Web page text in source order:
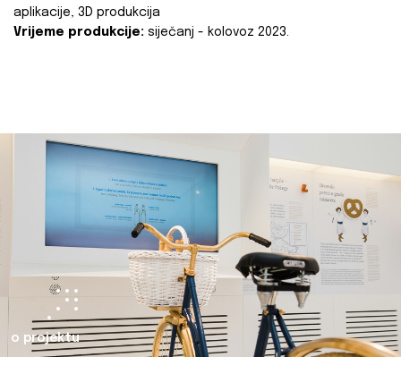
aplikacije, 3D produkcija
Vrijeme produkcije: siječanj - kolovoz 2023.
o projektu